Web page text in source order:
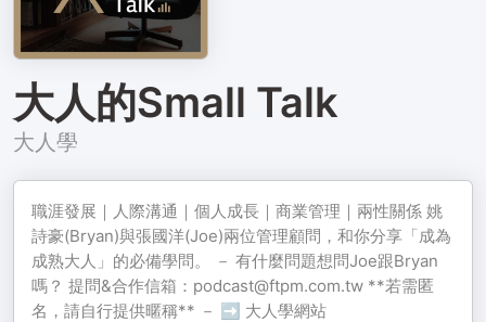
大人的Small Talk
大人學
職涯發展｜人際溝通｜個人成長｜商業管理｜兩性關係 姚
詩豪(Bryan)與張國洋(Joe)兩位管理顧問，和你分享「成為
成熟大人」的必備學問。 － 有什麼問題想問Joe跟Bryan
嗎？ 提問&合作信箱：podcast@ftpm.com.tw **若需匿
名，請自行提供暱稱** － ➡ 大人學網站